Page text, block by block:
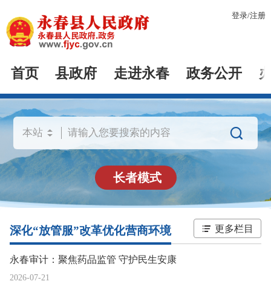
登录/注册
首页 县政府 走进永春 政务公开

长者模式
深化“放管服”改革优化营商环境 更多栏目
2026-07-21
永春审计：聚焦药品监管 守护民生安康